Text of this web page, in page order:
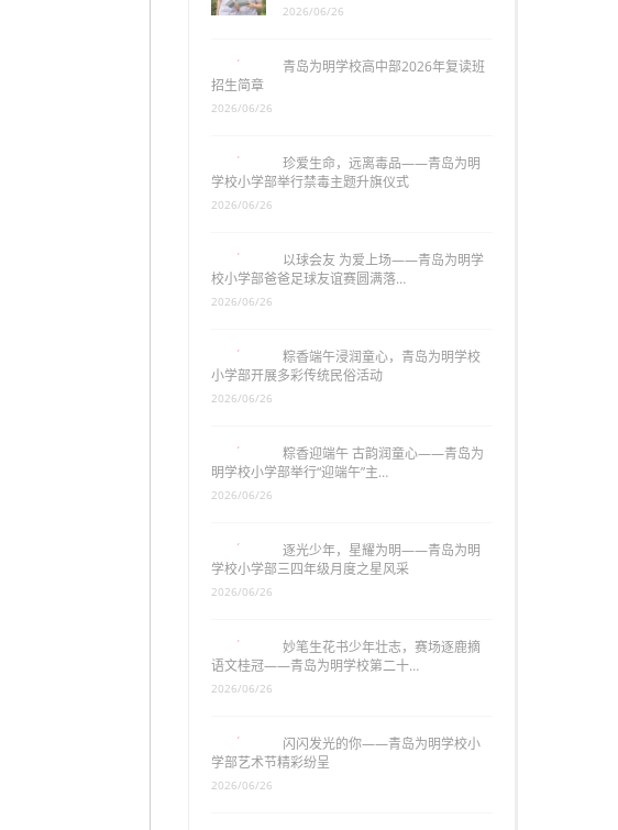
2026/06/26
青岛为明学校高中部2026年复读班
珍爱生命，远离毒品——青岛为明
学校小学部举行禁毒主题升旗仪式
以球会友 为爱上场——青岛为明学
校小学部爸爸足球友谊赛圆满落…
粽香端午浸润童心，青岛为明学校
小学部开展多彩传统民俗活动
粽香迎端午 古韵润童心——青岛为
明学校小学部举行“迎端午”主…
逐光少年，星耀为明——青岛为明
学校小学部三四年级月度之星风采
妙笔生花书少年壮志，赛场逐鹿摘
语文桂冠——青岛为明学校第二十…
闪闪发光的你——青岛为明学校小
学部艺术节精彩纷呈